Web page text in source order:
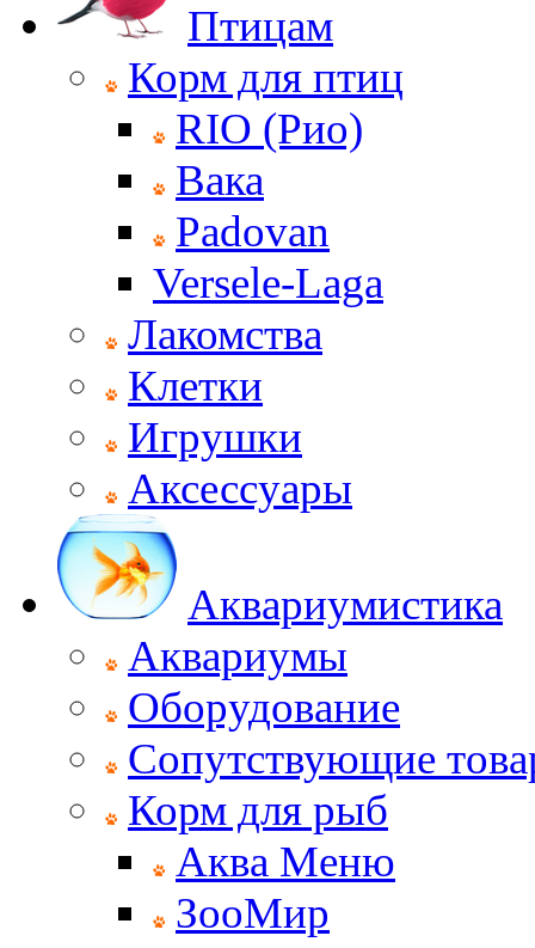
Птицам
Корм для птиц
RIO (Рио)
Вака
Padovan
Versele-Laga
Лакомства
Клетки
Игрушки
Аксессуары
Аквариумистика
Аквариумы
Оборудование
Сопутствующие
Корм для рыб
Аква Меню
ЗооМир